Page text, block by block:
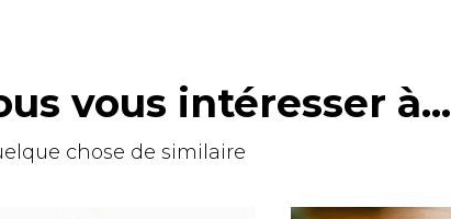
vous intéresser à...
chose de similaire